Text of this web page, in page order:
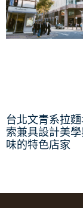
台北文青系拉
索兼具設計美
味的特色店家